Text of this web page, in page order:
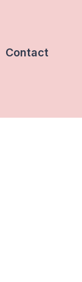
Contact